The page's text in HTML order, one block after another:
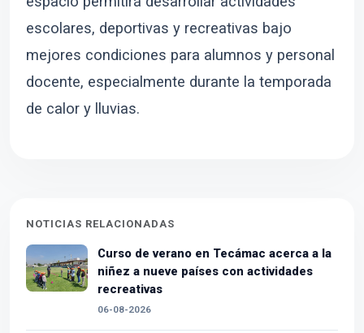
escolares, deportivas y recreativas bajo
mejores condiciones para alumnos y personal
docente, especialmente durante la temporada
de calor y lluvias.
NOTICIAS RELACIONADAS
Curso de verano en Tecámac acerca a la
niñez a nueve países con actividades
recreativas
06-08-2026